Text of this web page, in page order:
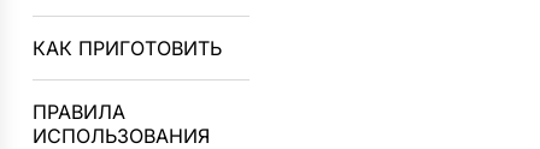
КАК ПРИГОТОВИТЬ
ПРАВИЛА
ИСПОЛЬЗОВАНИЯ